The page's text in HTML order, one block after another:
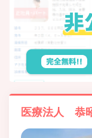
医療法人 恭